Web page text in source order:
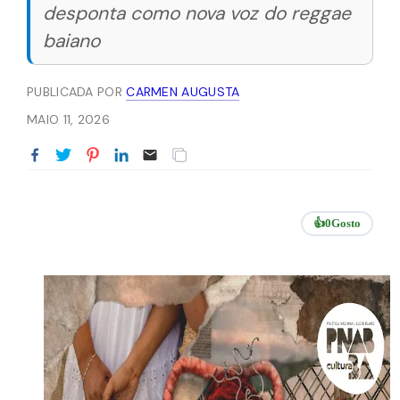
desponta como nova voz do reggae
baiano
PUBLICADA PORCARMEN AUGUSTA
MAIO 11, 2026
👍0Gosto